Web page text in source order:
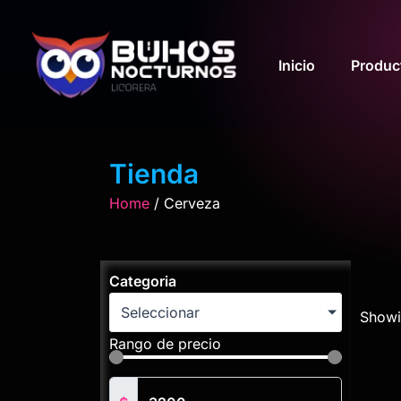
contenido
Inicio
Tienda
Home / Cerveza
Categoria
Seleccionar
Rango de precio